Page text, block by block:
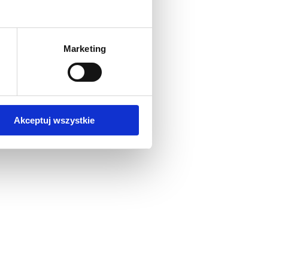
Marketing
Akceptuj wszystkie